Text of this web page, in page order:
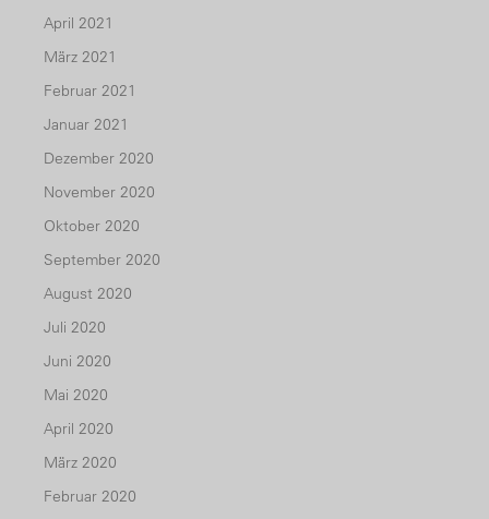
April 2021
März 2021
Februar 2021
Januar 2021
Dezember 2020
November 2020
Oktober 2020
September 2020
August 2020
Juli 2020
Juni 2020
Mai 2020
April 2020
März 2020
Februar 2020